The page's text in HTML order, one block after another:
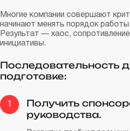
Многие компании совершают
начинают менять порядок
Результат — хаос,
инициативы.
Последовательность
подготовке:
1
Получить
руководства.